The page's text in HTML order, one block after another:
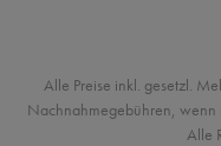
Alle Preise inkl. gesetzl.
Nachnahmegebühren, wenn
Alle